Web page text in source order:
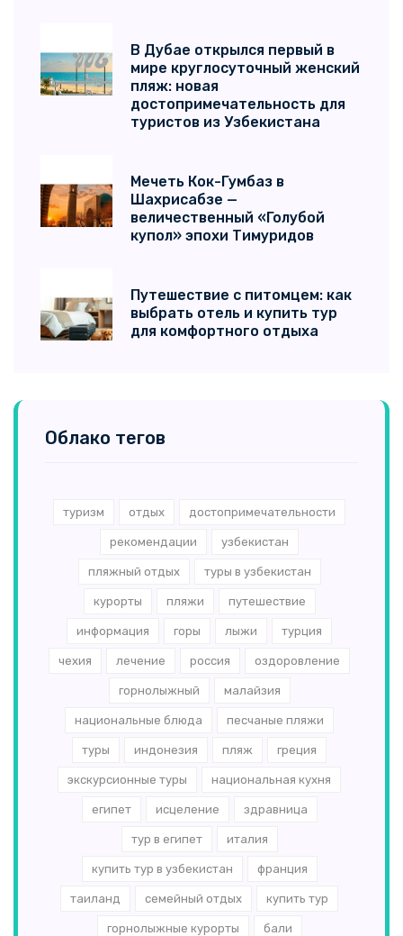
В Дубае открылся первый в
мире круглосуточный женский
пляж: новая
достопримечательность для
туристов из Узбекистана
Мечеть Кок-Гумбаз в
Шахрисабзе —
величественный «Голубой
купол» эпохи Тимуридов
Путешествие с питомцем: как
выбрать отель и купить тур
для комфортного отдыха
Облако тегов
туризм отдых достопримечательности
рекомендации узбекистан
пляжный отдых туры в узбекистан
курорты пляжи путешествие
информация горы лыжи турция
чехия лечение россия оздоровление
горнолыжный малайзия
национальные блюда песчаные пляжи
туры индонезия пляж греция
экскурсионные туры национальная кухня
египет исцеление здравница
тур в египет италия
купить тур в узбекистан франция
таиланд семейный отдых купить тур
горнолыжные курорты бали